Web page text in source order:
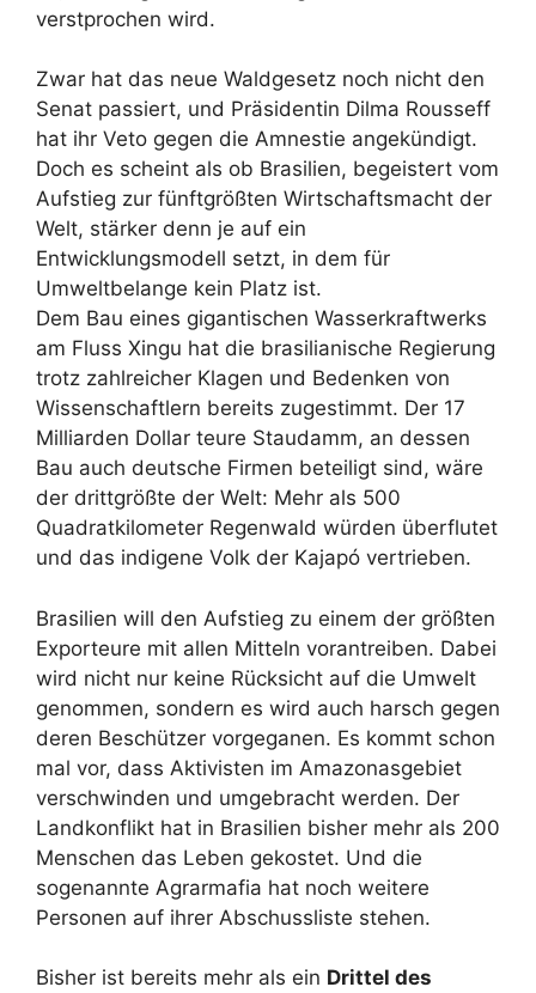
verstprochen wird.
Zwar hat das neue Waldgesetz noch nicht den
Senat passiert, und Präsidentin Dilma Rousseff
hat ihr Veto gegen die Amnestie angekündigt.
Doch es scheint als ob Brasilien, begeistert vom
Aufstieg zur fünftgrößten Wirtschaftsmacht der
Welt, stärker denn je auf ein
Entwicklungsmodell setzt, in dem für
Umweltbelange kein Platz ist.
Dem Bau eines gigantischen Wasserkraftwerks
am Fluss Xingu hat die brasilianische Regierung
trotz zahlreicher Klagen und Bedenken von
Wissenschaftlern bereits zugestimmt. Der 17
Milliarden Dollar teure Staudamm, an dessen
Bau auch deutsche Firmen beteiligt sind, wäre
der drittgrößte der Welt: Mehr als 500
Quadratkilometer Regenwald würden überflutet
und das indigene Volk der Kajapó vertrieben.
Brasilien will den Aufstieg zu einem der größten
Exporteure mit allen Mitteln vorantreiben. Dabei
wird nicht nur keine Rücksicht auf die Umwelt
genommen, sondern es wird auch harsch gegen
deren Beschützer vorgeganen. Es kommt schon
mal vor, dass Aktivisten im Amazonasgebiet
verschwinden und umgebracht werden. Der
Landkonflikt hat in Brasilien bisher mehr als 200
Menschen das Leben gekostet. Und die
sogenannte Agrarmafia hat noch weitere
Personen auf ihrer Abschussliste stehen.
Bisher ist bereits mehr als ein Drittel des